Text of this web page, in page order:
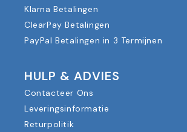
Klarna Betalingen
ClearPay Betalingen
PayPal Betalingen in 3 Termijnen
HULP & ADVIES
Contacteer Ons
Leveringsinformatie
Returpolitik